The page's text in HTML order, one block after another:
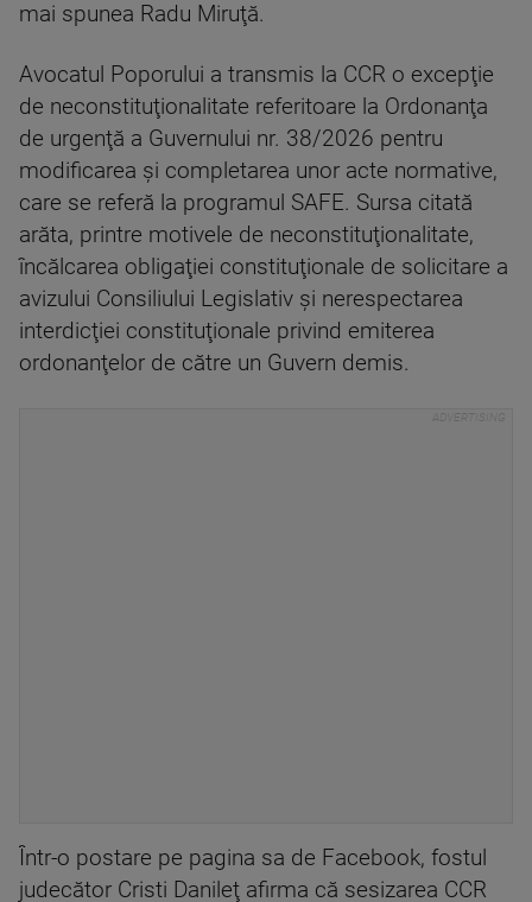
mai spunea Radu Miruţă.
Avocatul Poporului a transmis la CCR o excepţie
de neconstituţionalitate referitoare la Ordonanţa
de urgenţă a Guvernului nr. 38/2026 pentru
modificarea şi completarea unor acte normative,
care se referă la programul SAFE. Sursa citată
arăta, printre motivele de neconstituţionalitate,
încălcarea obligaţiei constituţionale de solicitare a
avizului Consiliului Legislativ şi nerespectarea
interdicţiei constituţionale privind emiterea
ordonanţelor de către un Guvern demis.
Într-o postare pe pagina sa de Facebook, fostul
judecător Cristi Danileţ afirma că sesizarea CCR